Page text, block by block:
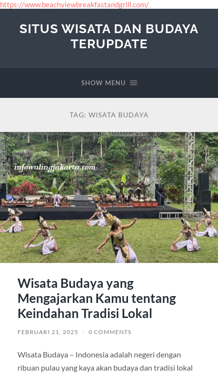
https://www.beachviewbreakfastandgrill.com/
SITUS WISATA DAN BUDAYA
TERUPDATE
SHOW MENU
TAG: WISATA BUDAYA
Wisata Budaya yang
Mengajarkan Kamu tentang
Keindahan Tradisi Lokal
FEBRUARI 21, 2025 / 0 COMMENTS
Wisata Budaya – Indonesia adalah negeri dengan
ribuan pulau yang kaya akan budaya dan tradisi lokal